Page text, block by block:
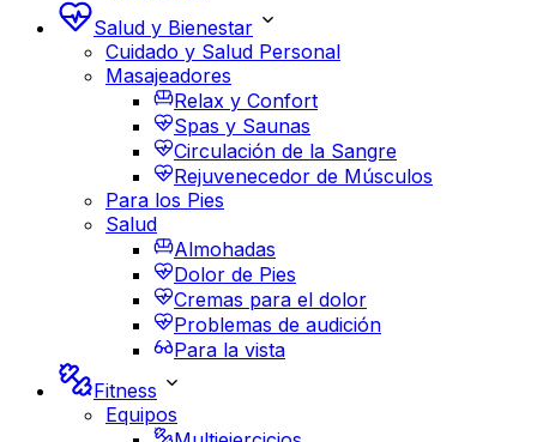
Salud y Bienestar
Cuidado y Salud Personal
Masajeadores
Relax y Confort
Spas y Saunas
Circulación de la Sangre
Rejuvenecedor de Músculos
Para los Pies
Salud
Almohadas
Dolor de Pies
Cremas para el dolor
Problemas de audición
Para la vista
Fitness
Equipos